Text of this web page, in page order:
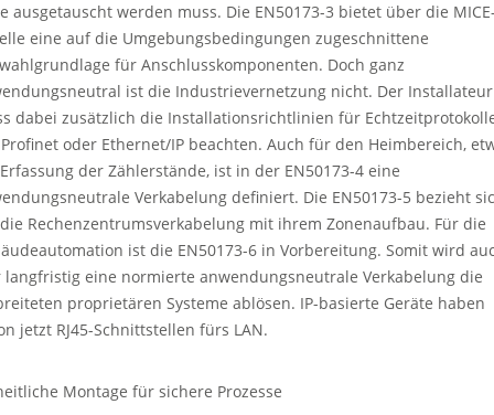
ausgetauscht werden muss. Die EN50173-3 bietet über die
eine auf die Umgebungsbedingungen zugeschnittene
für Anschlusskomponenten. Doch ganz
ist die Industrievernetzung nicht. Der Installateur
dabei zusätzlich die Installationsrichtlinien für
oder Ethernet/IP beachten. Auch für den Heimbereich,
der Zählerstände, ist in der EN50173-4 eine
Verkabelung definiert. Die EN50173-5 bezieht
Rechenzentrumsverkabelung mit ihrem Zonenaufbau. Für die
ist die EN50173-6 in Vorbereitung. Somit wird
langfristig eine normierte anwendungsneutrale Verkabelung die
proprietären Systeme ablösen. IP-basierte Geräte haben
jetzt RJ45-Schnittstellen fürs LAN.
Montage für sichere Prozesse